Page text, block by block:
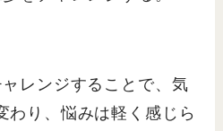
レンジすることで、気
わり、悩みは軽く感じら